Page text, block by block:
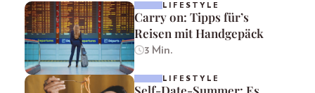
LIFESTYLE
Carry on: Tipps für’s
Reisen mit Handgepäck
3 Min.
LIFESTYLE